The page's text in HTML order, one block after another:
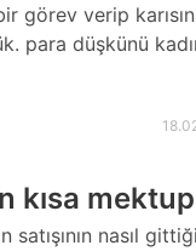
görev verip
para düşkünü
kısa
satışının nasıl